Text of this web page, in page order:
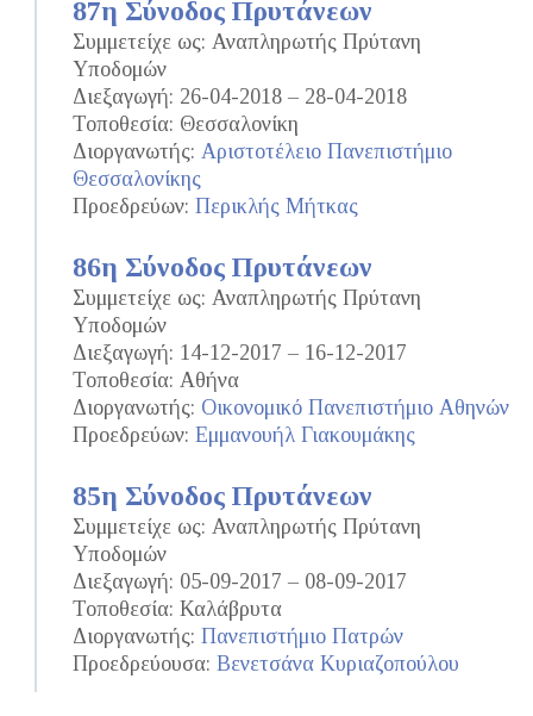
87η Σύνοδος Πρυτάνεων
Συμμετείχε ως: Αναπληρωτής Πρύτανη
Υποδομών
Διεξαγωγή: 26-04-2018 – 28-04-2018
Τοποθεσία: Θεσσαλονίκη
Διοργανωτής: Αριστοτέλειο Πανεπιστήμιο
Θεσσαλονίκης
Προεδρεύων: Περικλής Μήτκας
86η Σύνοδος Πρυτάνεων
Συμμετείχε ως: Αναπληρωτής Πρύτανη
Υποδομών
Διεξαγωγή: 14-12-2017 – 16-12-2017
Τοποθεσία: Αθήνα
Διοργανωτής: Οικονομικό Πανεπιστήμιο Αθηνών
Προεδρεύων: Εμμανουήλ Γιακουμάκης
85η Σύνοδος Πρυτάνεων
Συμμετείχε ως: Αναπληρωτής Πρύτανη
Υποδομών
Διεξαγωγή: 05-09-2017 – 08-09-2017
Τοποθεσία: Καλάβρυτα
Διοργανωτής: Πανεπιστήμιο Πατρών
Προεδρεύουσα: Βενετσάνα Κυριαζοπούλου